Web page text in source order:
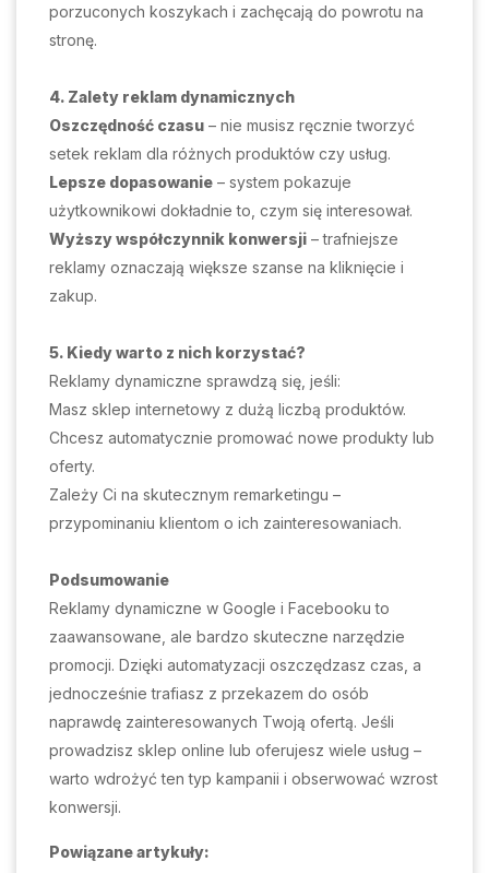
porzuconych koszykach i zachęcają do powrotu na
stronę.
4. Zalety reklam dynamicznych
Oszczędność czasu – nie musisz ręcznie tworzyć
setek reklam dla różnych produktów czy usług.
Lepsze dopasowanie – system pokazuje
użytkownikowi dokładnie to, czym się interesował.
Wyższy współczynnik konwersji – trafniejsze
reklamy oznaczają większe szanse na kliknięcie i
zakup.
5. Kiedy warto z nich korzystać?
Reklamy dynamiczne sprawdzą się, jeśli:
Masz sklep internetowy z dużą liczbą produktów.
Chcesz automatycznie promować nowe produkty lub
oferty.
Zależy Ci na skutecznym remarketingu –
przypominaniu klientom o ich zainteresowaniach.
Podsumowanie
Reklamy dynamiczne w Google i Facebooku to
zaawansowane, ale bardzo skuteczne narzędzie
promocji. Dzięki automatyzacji oszczędzasz czas, a
jednocześnie trafiasz z przekazem do osób
naprawdę zainteresowanych Twoją ofertą. Jeśli
prowadzisz sklep online lub oferujesz wiele usług –
warto wdrożyć ten typ kampanii i obserwować wzrost
konwersji.
Powiązane artykuły: